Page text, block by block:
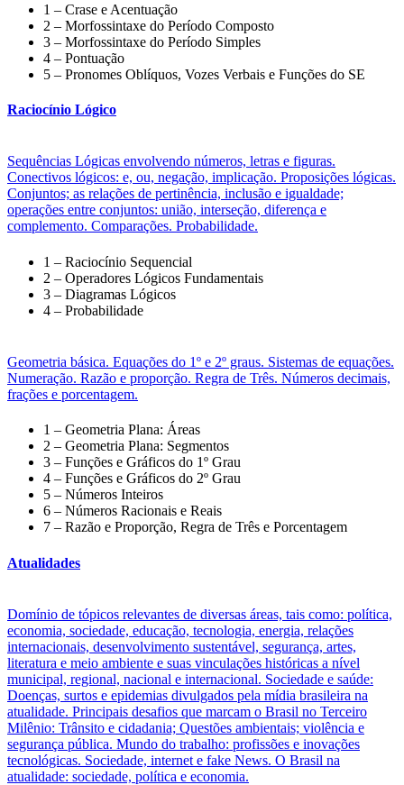
1 – Crase e Acentuação
2 – Morfossintaxe do Período Composto
3 – Morfossintaxe do Período Simples
4 – Pontuação
5 – Pronomes Oblíquos, Vozes Verbais e Funções do SE
Raciocínio Lógico
Sequências Lógicas envolvendo números, letras e figuras.
Conectivos lógicos: e, ou, negação, implicação. Proposições lógicas.
Conjuntos; as relações de pertinência, inclusão e igualdade;
operações entre conjuntos: união, interseção, diferença e
complemento. Comparações. Probabilidade.
1 – Raciocínio Sequencial
2 – Operadores Lógicos Fundamentais
3 – Diagramas Lógicos
4 – Probabilidade
Geometria básica. Equações do 1º e 2º graus. Sistemas de equações.
Numeração. Razão e proporção. Regra de Três. Números decimais,
frações e porcentagem.
1 – Geometria Plana: Áreas
2 – Geometria Plana: Segmentos
3 – Funções e Gráficos do 1º Grau
4 – Funções e Gráficos do 2º Grau
5 – Números Inteiros
6 – Números Racionais e Reais
7 – Razão e Proporção, Regra de Três e Porcentagem
Atualidades
Domínio de tópicos relevantes de diversas áreas, tais como: política,
economia, sociedade, educação, tecnologia, energia, relações
internacionais, desenvolvimento sustentável, segurança, artes,
literatura e meio ambiente e suas vinculações históricas a nível
municipal, regional, nacional e internacional. Sociedade e saúde:
Doenças, surtos e epidemias divulgados pela mídia brasileira na
atualidade. Principais desafios que marcam o Brasil no Terceiro
Milênio: Trânsito e cidadania; Questões ambientais; violência e
segurança pública. Mundo do trabalho: profissões e inovações
tecnológicas. Sociedade, internet e fake News. O Brasil na
atualidade: sociedade, política e economia.